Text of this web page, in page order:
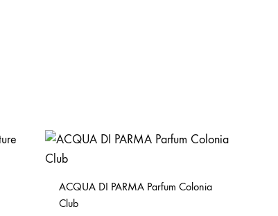
ACQUA DI PARMA Parfum Colonia
Club